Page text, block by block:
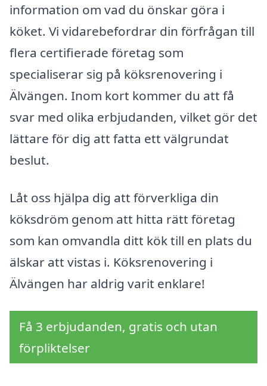
information om vad du önskar göra i
köket. Vi vidarebefordrar din förfrågan till
flera certifierade företag som
specialiserar sig på köksrenovering i
Älvängen. Inom kort kommer du att få
svar med olika erbjudanden, vilket gör det
lättare för dig att fatta ett välgrundat
beslut.
Låt oss hjälpa dig att förverkliga din
köksdröm genom att hitta rätt företag
som kan omvandla ditt kök till en plats du
älskar att vistas i. Köksrenovering i
Älvängen har aldrig varit enklare!
Få 3 erbjudanden, gratis och utan
förpliktelser